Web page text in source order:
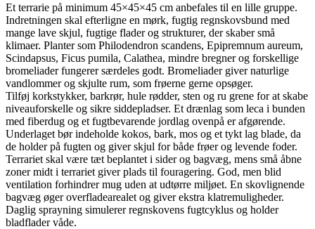
Et terrarie på minimum 45×45×45 cm anbefales til en lille gruppe.
Indretningen skal efterligne en mørk, fugtig regnskovsbund med
mange lave skjul, fugtige flader og strukturer, der skaber små
klimaer. Planter som Philodendron scandens, Epipremnum aureum,
Scindapsus, Ficus pumila, Calathea, mindre bregner og forskellige
bromeliader fungerer særdeles godt. Bromeliader giver naturlige
vandlommer og skjulte rum, som frøerne gerne opsøger.
Tilføj korkstykker, barkrør, hule rødder, sten og ru grene for at skabe
niveauforskelle og sikre siddepladser. Et drænlag som leca i bunden
med fiberdug og et fugtbevarende jordlag ovenpå er afgørende.
Underlaget bør indeholde kokos, bark, mos og et tykt lag blade, da
de holder på fugten og giver skjul for både frøer og levende foder.
Terrariet skal være tæt beplantet i sider og bagvæg, mens små åbne
zoner midt i terrariet giver plads til fouragering. God, men blid
ventilation forhindrer mug uden at udtørre miljøet. En skovlignende
bagvæg øger overfladearealet og giver ekstra klatremuligheder.
Daglig sprayning simulerer regnskovens fugtcyklus og holder
bladflader våde.